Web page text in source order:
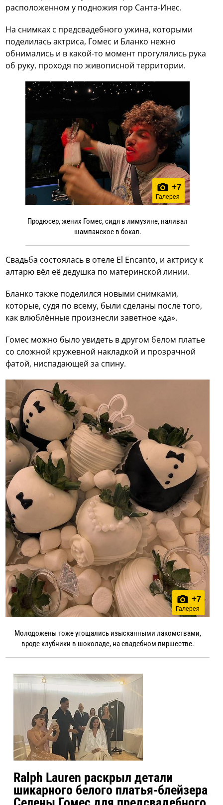
расположенном у подножия гор Санта-Инес.
На снимках с предсвадебного ужина, которыми
поделилась актриса, Гомес и Бланко нежно
обнимались и в какой-то момент прогулялись рука
об руку, проходя по живописной территории.
+7
Галерея
Продюсер, жених Гомес, сидя в лимузине, наливал
шампанское в бокал.
Свадьба состоялась в отеле El Encanto, и актрису к
алтарю вёл её дедушка по материнской линии.
Бланко также поделился новыми снимками,
которые, судя по всему, были сделаны после того,
как влюблённые произнесли заветное «да».
Гомес можно было увидеть в другом белом платье
со сложной кружевной накладкой и прозрачной
фатой, ниспадающей за спину.
+7
Галерея
Молодожены тоже угощались изысканными лакомствами,
вроде клубники в шоколаде, на свадебном пиршестве.
Ralph Lauren раскрыл детали
шикарного белого платья-блейзера